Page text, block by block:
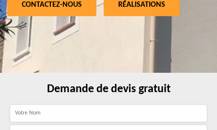
CONTACTEZ-NOUS RÉALISATIONS
Demande de devis gratuit